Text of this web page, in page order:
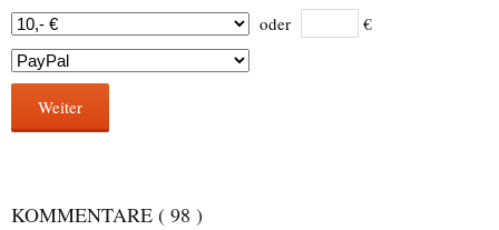
oder €
Weiter
KOMMENTARE ( 98 )